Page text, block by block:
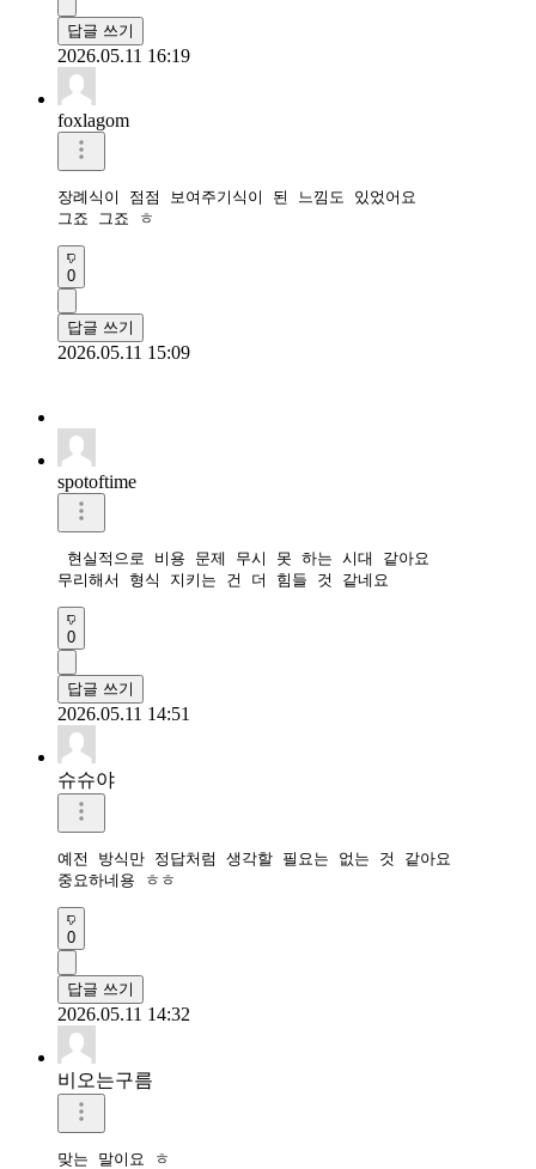
답글 쓰기
2026.05.11 16:19
foxlagom
장례식이 점점 보여주기식이 된 느낌도 있었어요
그죠 그죠 ㅎ
0
답글 쓰기
2026.05.11 15:09
spotoftime
현실적으로 비용 문제 무시 못 하는 시대 같아요
무리해서 형식 지키는 건 더 힘들 것 같네요
0
답글 쓰기
2026.05.11 14:51
슈슈야
예전 방식만 정답처럼 생각할 필요는 없는 것 같아요
중요하네용 ㅎㅎ
0
답글 쓰기
2026.05.11 14:32
비오는구름
맞는 말이요 ㅎ